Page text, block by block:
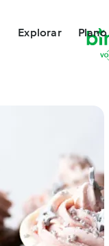
Explorar